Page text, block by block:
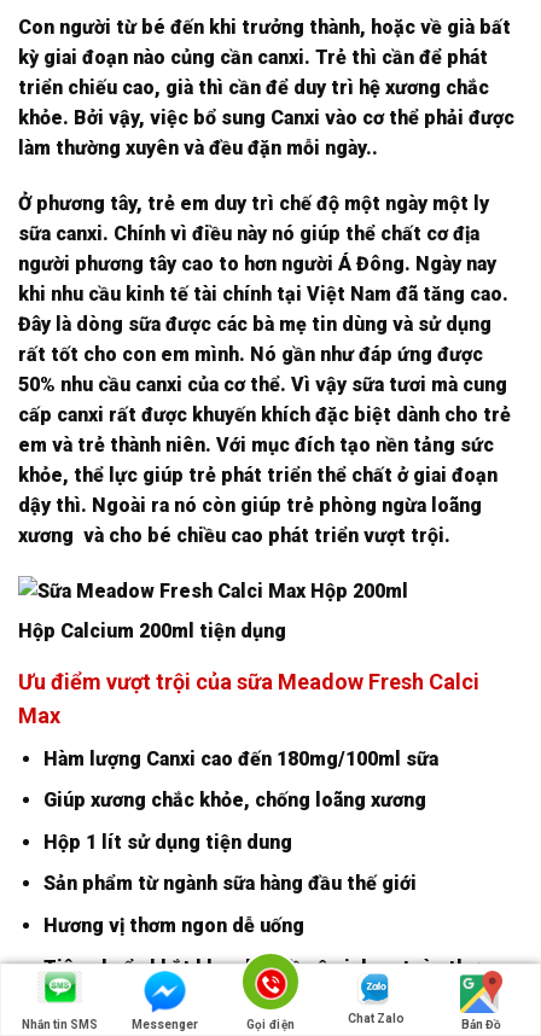
Con người từ bé đến khi trưởng thành, hoặc về già bất
kỳ giai đoạn nào củng cần canxi. Trẻ thì cần để phát
triển chiếu cao, già thì cần để duy trì hệ xương chắc
khỏe. Bởi vậy, việc bổ sung Canxi vào cơ thể phải được
làm thường xuyên và đều đặn mỗi ngày..
Ở phương tây, trẻ em duy trì chế độ một ngày một ly
sữa canxi. Chính vì điều này nó giúp thể chất cơ địa
người phương tây cao to hơn người Á Đông. Ngày nay
khi nhu cầu kinh tế tài chính tại Việt Nam đã tăng cao.
Đây là dòng sữa được các bà mẹ tin dùng và sử dụng
rất tốt cho con em mình. Nó gần như đáp ứng được
50% nhu cầu canxi của cơ thể. Vì vậy sữa tươi mà cung
cấp canxi rất được khuyến khích đặc biệt dành cho trẻ
em và trẻ thành niên. Với mục đích tạo nền tảng sức
khỏe, thể lực giúp trẻ phát triển thể chất ở giai đoạn
dậy thì. Ngoài ra nó còn giúp trẻ phòng ngừa loãng
xương và cho bé chiều cao phát triển vượt trội.
Hộp Calcium 200ml tiện dụng
Ưu điểm vượt trội của sữa Meadow Fresh Calci
Max
Hàm lượng Canxi cao đến 180mg/100ml sữa
Giúp xương chắc khỏe, chống loãng xương
Hộp 1 lít sử dụng tiện dung
Sản phẩm từ ngành sữa hàng đầu thế giới
Hương vị thơm ngon dễ uống
Tiêu chuẩn khắt khe nhất về vệ sinh an toàn thực
phẩm của Úc
Bản Đồ
Chat Zalo
Gọi điện
Messenger
Nhắn tin SMS